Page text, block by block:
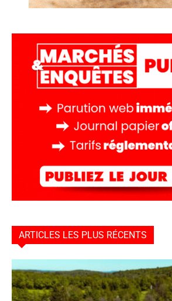
ARTICLES LES PLUS RÉCENTS